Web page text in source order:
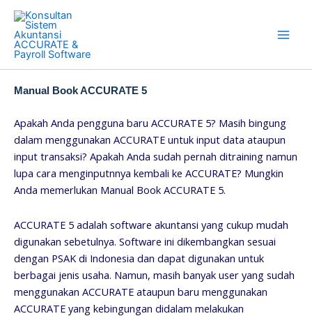
Skip
content
Manual Book ACCURATE 5
Apakah Anda pengguna baru ACCURATE 5? Masih bingung
dalam menggunakan ACCURATE untuk input data ataupun
input transaksi? Apakah Anda sudah pernah ditraining namun
lupa cara menginputnnya kembali ke ACCURATE? Mungkin
Anda memerlukan Manual Book ACCURATE 5.
ACCURATE 5 adalah software akuntansi yang cukup mudah
digunakan sebetulnya. Software ini dikembangkan sesuai
dengan PSAK di Indonesia dan dapat digunakan untuk
berbagai jenis usaha. Namun, masih banyak user yang sudah
menggunakan ACCURATE ataupun baru menggunakan
ACCURATE yang kebingungan didalam melakukan